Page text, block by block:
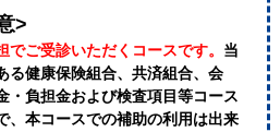
>
ご受診いただくコースです。 当
る健康保険組合、共済組合、会
・負担金および検査項目等コース
、本コースでの補助の利用は出来